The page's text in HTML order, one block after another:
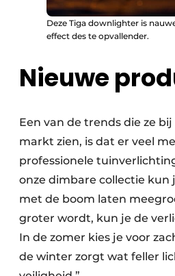
Deze Tiga downlighter is
effect des te opvallender.
Nieuwe
Een van de trends die ze
markt zien, is dat er veel
professionele
onze dimbare collectie kun
met de boom laten
groter wordt, kun je de
In de zomer kies je voor
de winter zorgt wat feller